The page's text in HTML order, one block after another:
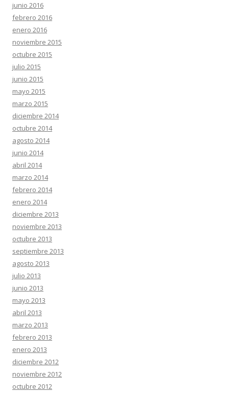
junio 2016
febrero 2016
enero 2016
noviembre 2015
octubre 2015
julio 2015
junio 2015
mayo 2015
marzo 2015
diciembre 2014
octubre 2014
agosto 2014
junio 2014
abril 2014
marzo 2014
febrero 2014
enero 2014
diciembre 2013
noviembre 2013
octubre 2013
septiembre 2013
agosto 2013
julio 2013
junio 2013
mayo 2013
abril 2013
marzo 2013
febrero 2013
enero 2013
diciembre 2012
noviembre 2012
octubre 2012